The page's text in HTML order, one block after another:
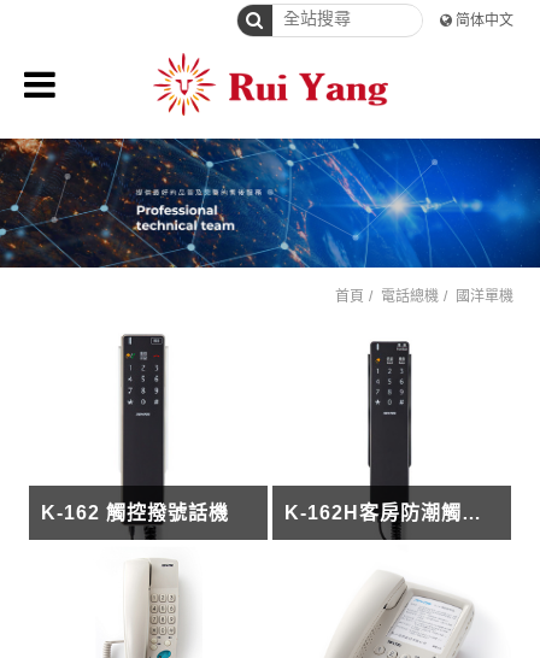
简体中文
首頁 電話總機 國洋單機
K-162 觸控撥號話機 K-162H客房防潮觸控撥號電話機